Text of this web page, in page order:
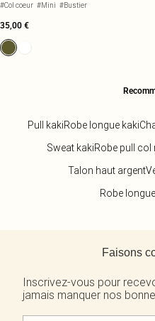
#Col coeur #Mini #Bustier
35,00 €
Pull kakiRobe longue kaki
Sweat kakiRobe pull col
Talon haut argent
Robe
Faisons
Inscrivez-vous pour
jamais manquer nos